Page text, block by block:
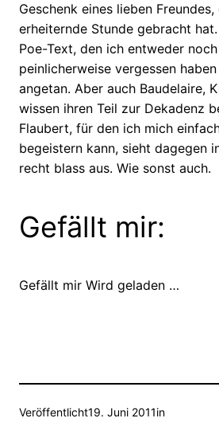
Geschenk eines lieben
erheiternde Stunde gebracht
Poe-Text, den ich entweder
peinlicherweise vergessen
angetan. Aber auch Baudelaire,
wissen ihren Teil zur Dekadenz
Flaubert, für den ich mich
begeistern kann, sieht dagegen
recht blass aus. Wie sonst auch.
Gefällt mir:
Gefällt mir Wird geladen …
Veröffentlicht19. Juni 2011in